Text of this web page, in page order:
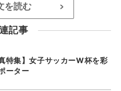
を読む >
記事
真特集】女子サッカーW杯を彩
ーター